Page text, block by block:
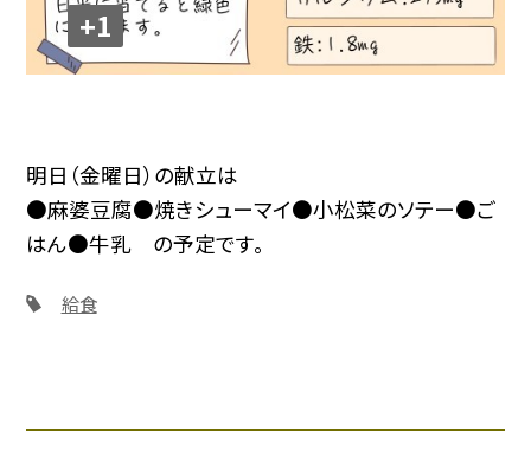
+1
明日（金曜日）の献立は
●麻婆豆腐●焼きシューマイ●小松菜のソテー●ご
はん●牛乳 の予定です。
給食